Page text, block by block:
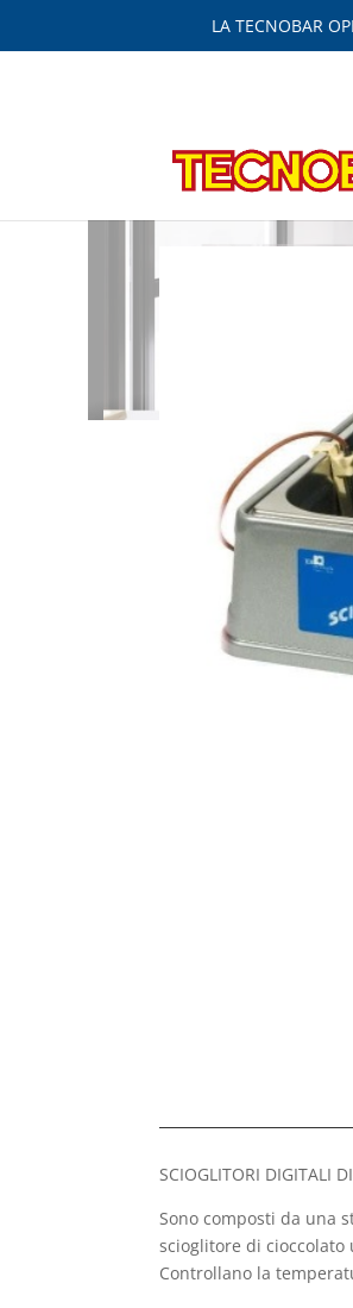
LA TECNOBAR
SCIOGLITORI
Sono composti da una
scioglitore di
Controllano la